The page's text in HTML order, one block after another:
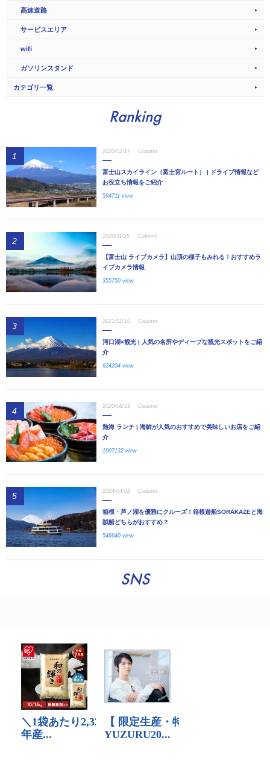
高速道路
サービスエリア
wifi
ガソリンスタンド
カテゴリ一覧
Ranking
1 2020/01/17 Column
富士山スカイライン（富士宮ルート） | ドライブ情報など
お役立ち情報をご紹介
594711 view
2 2020/11/25 Column
【富士山 ライブカメラ】山頂の様子もみれる！おすすめラ
イブカメラ情報
355750 view
3 2021/12/10 Column
河口湖×観光 | 人気の名所やディープな観光スポットをご紹
介
624204 view
4 2020/08/19 Column
熱海 ランチ | 海鮮が人気のおすすめで美味しいお店をご紹
介
1007132 view
5 2024/04/08 Column
箱根・芦ノ湖を優雅にクルーズ！箱根遊船SORAKAZEと海
賊船どちらがおすすめ？
546640 view
SNS